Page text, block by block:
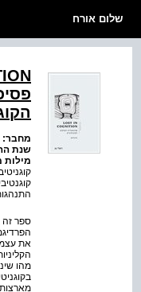
שלום אורח
מחבר:
שנת
ספר זה
את
מהו